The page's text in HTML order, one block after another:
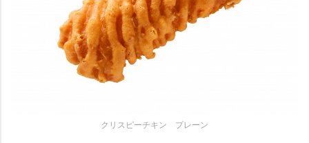
クリスピーチキン プレーン